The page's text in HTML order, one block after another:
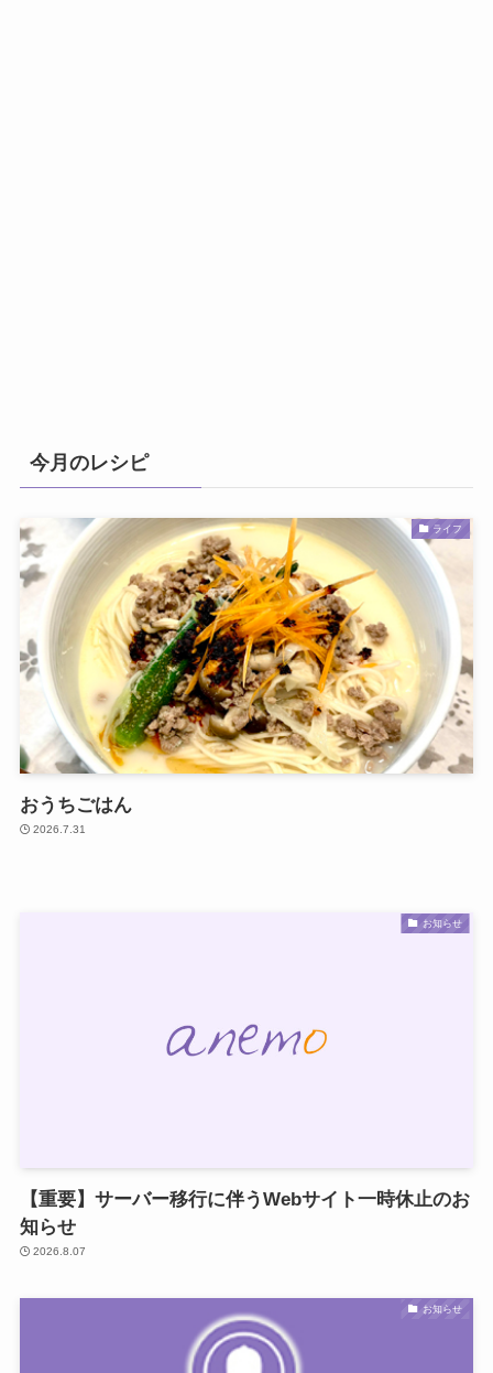
今月のレシピ
ライフ
おうちごはん
2026.7.31
お知らせ
【重要】サーバー移行に伴うWebサイト一時休止のお
知らせ
2026.8.07
お知らせ